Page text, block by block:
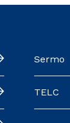
Sermo
TELC